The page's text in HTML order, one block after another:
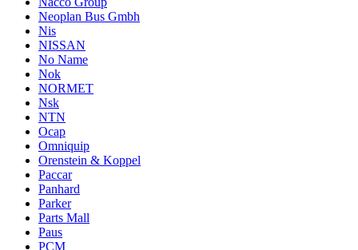
Neoplan Bus Gmbh
Nis
NISSAN
No Name
Nok
NORMET
Nsk
NTN
Ocap
Omniquip
Orenstein & Koppel
Paccar
Panhard
Parker
Parts Mall
Paus
PCM